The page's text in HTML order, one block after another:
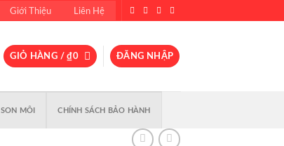
Giới Thiệu Liên Hệ
GIỎ HÀNG /₫0 ĐĂNG NHẬP
SON MÔI CHÍNH SÁCH BẢO HÀNH